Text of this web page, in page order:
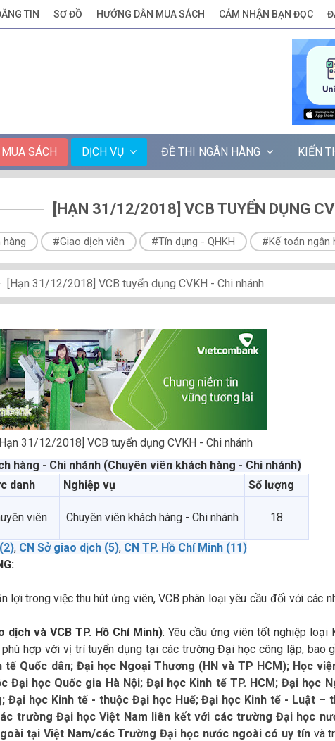
TIN SƠ ĐỒ HƯỚNG DẪN MUA SÁCH CẢM NHẬN BẠN ĐỌC
MUA SÁCH DỊCH VỤ ĐỀ THI NGÂN HÀNG KIẾN
[HẠN 31/12/2018] VCB TUYỂN DỤNG
hàng #Giao dịch viên #Tín dụng - QHKH #Kế toán ngân
[Hạn 31/12/2018] VCB tuyển dụng CVKH - Chi nhánh
31/12/2018] VCB tuyển dụng CVKH - Chi nhánh
hàng - Chi nhánh (Chuyên viên khách hàng - Chi nhánh)
danh Nghiệp vụ
Số lượng
viên Chuyên viên khách hàng - Chi nhánh 18
, CN Sở giao dịch (5), CN TP. Hồ Chí Minh (11)
lợi trong việc thu hút ứng viên, VCB phân loại yêu cầu đối với các
dịch và VCB TP. Hồ Chí Minh): Yêu cầu ứng viên tốt nghiệp loại
phù hợp với vị trí tuyển dụng tại các trường Đại học công lập, bao
tế Quốc dân; Đại học Ngoại Thương (HN và TP HCM); Học
học Quốc gia Hà Nội; Đại học Kinh tế TP. HCM; Đại học
Đại học Kinh tế - thuộc Đại học Huế; Đại học Kinh tế - Luật –
trường Đại học Việt Nam liên kết với các trường Đại học
tại Việt Nam/các Trường Đại học nước ngoài có uy tínvà